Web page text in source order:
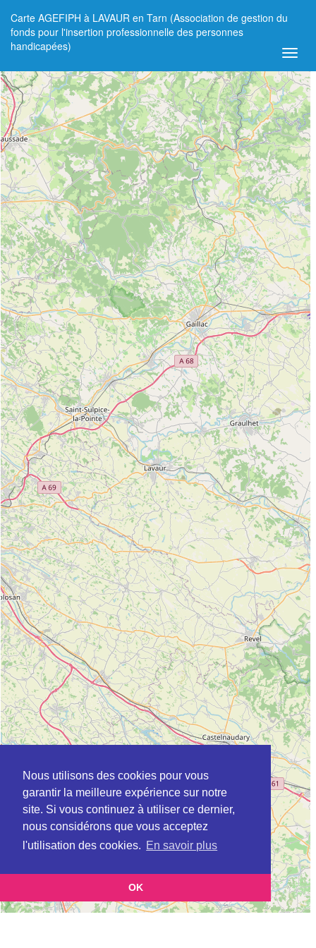
Nous utilisons des cookies pour vous
garantir la meilleure expérience sur notre
site. Si vous continuez à utiliser ce dernier,
nous considérons que vous acceptez
l'utilisation des cookies. En savoir plus
OK
Carte AGEFIPH à LAVAUR en Tarn (Association de gestion du
fonds pour l'insertion professionnelle des personnes
handicapées)
+
−